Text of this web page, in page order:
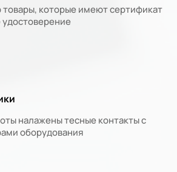
товары, которые имеют сертификат
налажены тесные контакты с
оборудования